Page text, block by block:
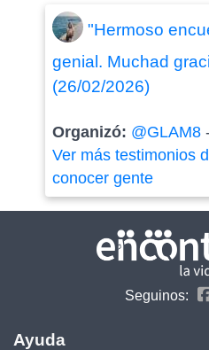
"Hermoso
genial. Muchad
(26/02/2026)
Organizó: @GLAM8
Ver más testimonios
conocer gente
Seguinos:
Ayuda